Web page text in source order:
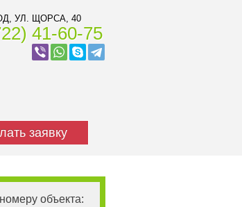
УЛ. ЩОРСА, 40
41-60-75
заявку
объекта: